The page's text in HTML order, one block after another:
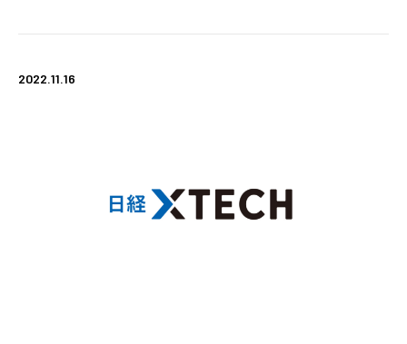
2022.11.16